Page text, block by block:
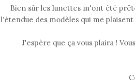
Bien sûr les lunettes m'ont été
l'étendue des modèles qui me
J'espère que ça vous plaira !